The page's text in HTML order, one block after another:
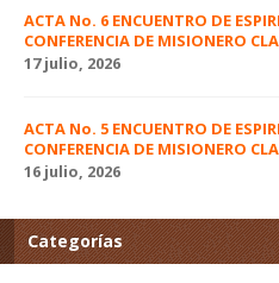
ACTA No. 6 ENCUENTRO DE
CONFERENCIA DE MISIONERO
17 julio, 2026
ACTA No. 5 ENCUENTRO DE
CONFERENCIA DE MISIONERO
16 julio, 2026
Categorías